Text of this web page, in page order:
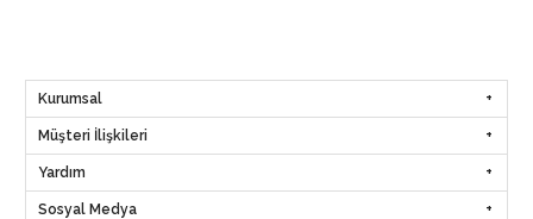
Kurumsal
Müşteri İlişkileri
Yardım
Sosyal Medya